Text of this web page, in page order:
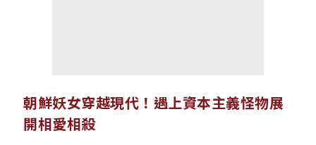
朝鮮妖女穿越現代！遇上資本主義怪物展
開相愛相殺